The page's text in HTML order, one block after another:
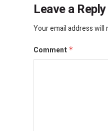
Leave a Reply
Your email address will
Comment *